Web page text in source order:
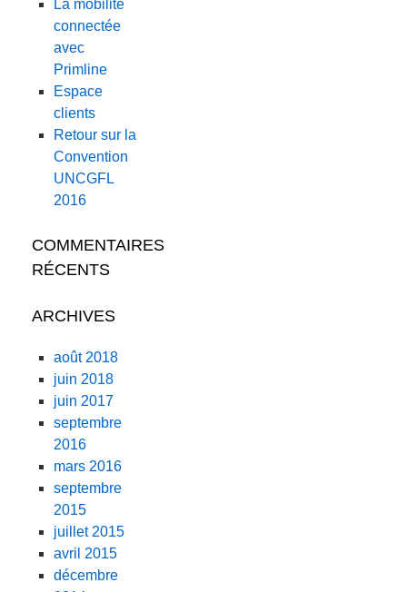
La mobilité
connectée
avec
Primline
Espace
clients
Retour sur la
Convention
UNCGFL
2016
COMMENTAIRES
RÉCENTS
ARCHIVES
août 2018
juin 2018
juin 2017
septembre
2016
mars 2016
septembre
2015
juillet 2015
avril 2015
décembre